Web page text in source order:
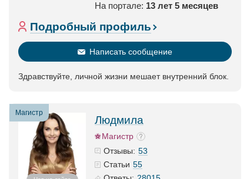
На портале: 13 лет 5 месяцев
Подробный профиль
Написать сообщение
Здравствуйте, личной жизни мешает внутренний блок.
Магистр
Людмила
Магистр
Отзывы: 53
Статьи 55